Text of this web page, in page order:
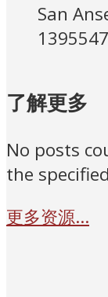
San
了解更多
No posts
the
更多资源...